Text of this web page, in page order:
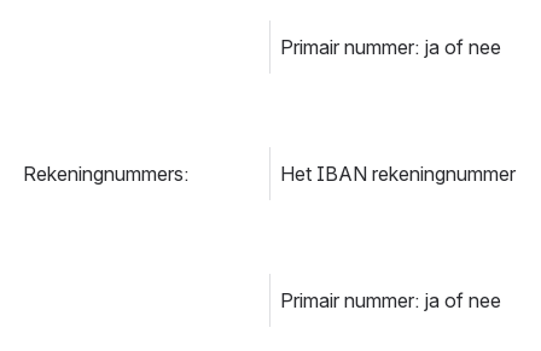
Primair nummer: ja of nee
Rekeningnummers: Het IBAN rekeningnummer
Primair nummer: ja of nee